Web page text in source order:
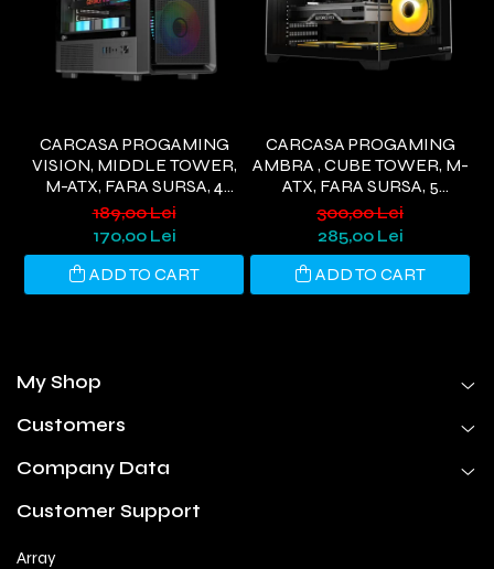
CARCASA PROGAMING
VISION, MIDDLE TOWER,
M-ATX, FARA SURSA, 4
VENTILATOARE RGB,
NEGRU
189,00 Lei
170,00 Lei
ADD TO CART
CARCASA PROGAMING
AMBRA , CUBE TOWER, M-
ATX, FARA SURSA, 5
VENTILATOARE ARGB,
NEGRU
300,00 Lei
285,00 Lei
ADD TO CART
My Shop
Customers
Company Data
Customer Support
Array